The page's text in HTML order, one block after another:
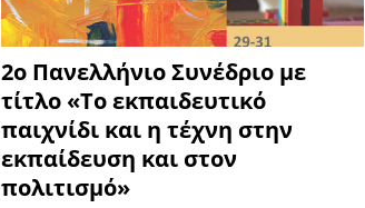
2ο Πανελλήνιο Συνέδριο με
τίτλο «Το εκπαιδευτικό
παιχνίδι και η τέχνη στην
εκπαίδευση και στον
πολιτισμό»